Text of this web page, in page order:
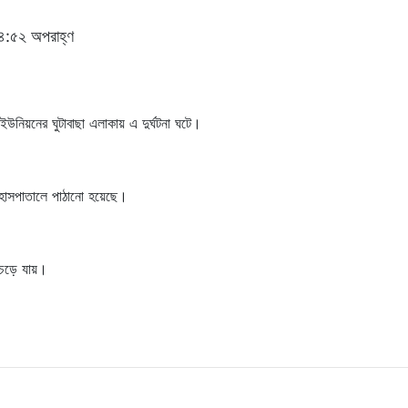
অপরাহ্ণ
ঘুটাবাছা এলাকায় এ দুর্ঘটনা ঘটে।
পাঠানো হয়েছে।
যায়।